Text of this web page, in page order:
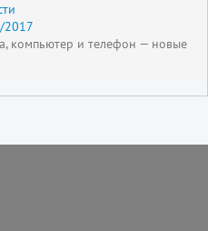
2017
компьютер и телефон — новые